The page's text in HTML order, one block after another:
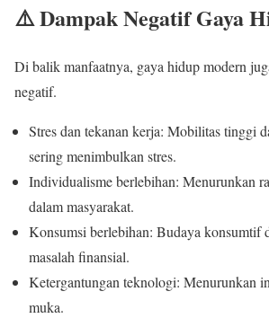
⚠️ Dampak Negatif Gaya
Di balik manfaatnya, gaya hidup modern
negatif.
Stres dan tekanan kerja: Mobilitas tinggi
sering menimbulkan stres.
Individualisme berlebihan: Menurunkan
dalam masyarakat.
Konsumsi berlebihan: Budaya konsumtif
masalah finansial.
Ketergantungan teknologi: Menurunkan
muka.